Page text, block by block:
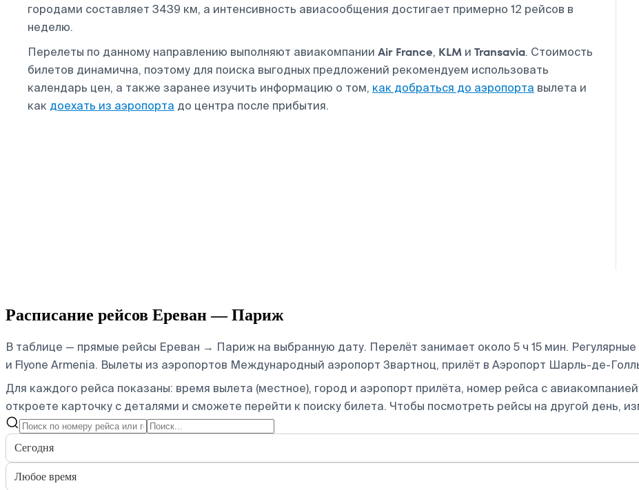
городами составляет 3439 км, а интенсивность авиасообщения достигает примерно 12 рейсов в
неделю.
Перелеты по данному направлению выполняют авиакомпании Air France, KLM и Transavia. Стоимость
билетов динамична, поэтому для поиска выгодных предложений рекомендуем использовать
календарь цен, а также заранее изучить информацию о том, как добраться до аэропорта вылета и
как доехать из аэропорта до центра после прибытия.
Расписание рейсов Ереван — Париж
В таблице — прямые рейсы Ереван → Париж на выбранную дату. Перелёт занимает около 5 ч 15 мин.
и Flyone Armenia. Вылеты из аэропортов Международный аэропорт Звартноц, прилёт в Аэропорт Шарль-де-
Для каждого рейса показаны: время вылета (местное), город и аэропорт прилёта, номер рейса с
откроете карточку с деталями и сможете перейти к поиску билета. Чтобы посмотреть рейсы на другой день,
Сегодня
Любое время